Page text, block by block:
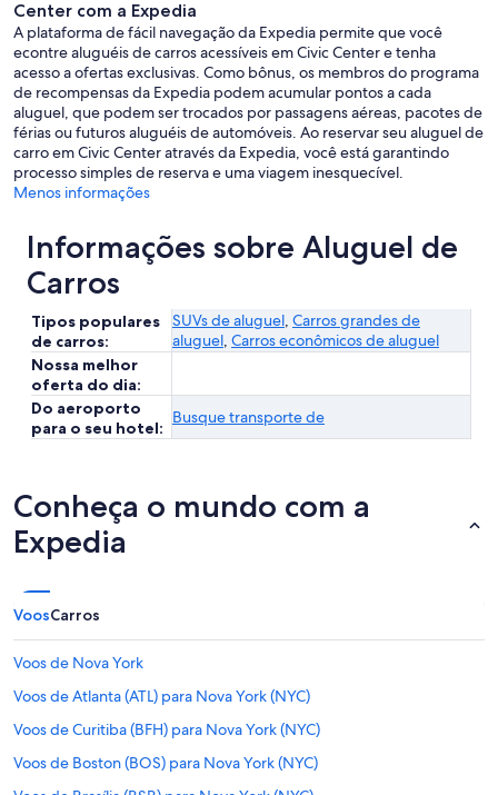
Center com a Expedia
A plataforma de fácil navegação da Expedia permite que você
econtre aluguéis de carros acessíveis em Civic Center e tenha
acesso a ofertas exclusivas. Como bônus, os membros do programa
de recompensas da Expedia podem acumular pontos a cada
aluguel, que podem ser trocados por passagens aéreas, pacotes de
férias ou futuros aluguéis de automóveis. Ao reservar seu aluguel de
carro em Civic Center através da Expedia, você está garantindo
processo simples de reserva e uma viagem inesquecível.
Menos informações
Informações sobre Aluguel de
Carros
Tipos populares
de carros:
SUVs de aluguel, Carros grandes de
aluguel, Carros econômicos de aluguel
Nossa melhor
oferta do dia:
Do aeroporto
para o seu hotel:
Busque transporte de
Conheça o mundo com a
Expedia
VoosCarros
Voos de Nova York
Voos de Atlanta (ATL) para Nova York (NYC)
Voos de Curitiba (BFH) para Nova York (NYC)
Voos de Boston (BOS) para Nova York (NYC)